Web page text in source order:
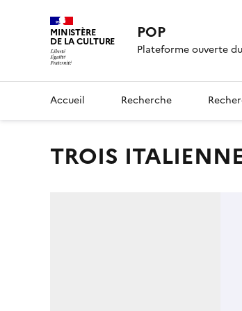
MINISTÈRE
DE LA CULTURE POP
Plateforme ouverte
Accueil Recherche
TROIS